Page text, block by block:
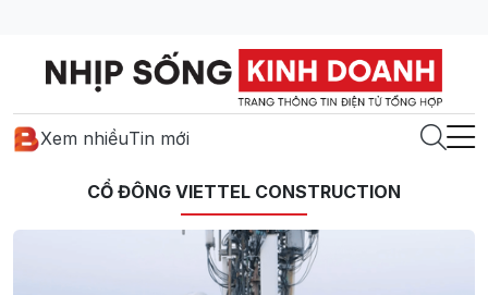
Xem nhiềuTin mới
CỔ ĐÔNG VIETTEL CONSTRUCTION